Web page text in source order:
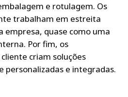
e rotulagem. Os
trabalham em estreita
empresa, quase como uma
Por fim, os
criam soluções
personalizadas e integradas.